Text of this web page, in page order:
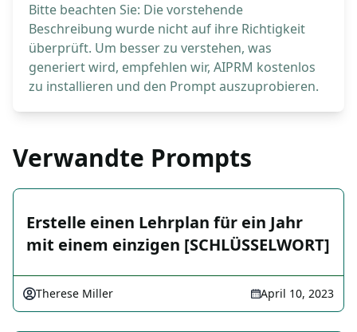
Bitte beachten Sie: Die vorstehende
Beschreibung wurde nicht auf ihre Richtigkeit
überprüft. Um besser zu verstehen, was
generiert wird, empfehlen wir, AIPRM kostenlos
zu installieren und den Prompt auszuprobieren.
Verwandte Prompts
Erstelle einen Lehrplan für ein Jahr
mit einem einzigen [SCHLÜSSELWORT]
Therese Miller April 10, 2023